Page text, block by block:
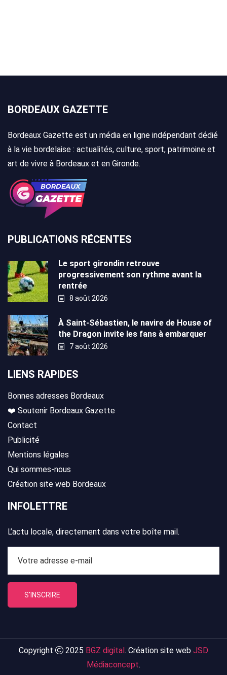
BORDEAUX GAZETTE
Bordeaux Gazette est un média en ligne indépendant dédié
à la vie bordelaise : actualités, culture, sport, patrimoine et
art de vivre à Bordeaux et en Gironde.
PUBLICATIONS RÉCENTES
Le sport girondin retrouve
progressivement son rythme avant la
rentrée
8 août 2026
À Saint-Sébastien, le navire de House of
the Dragon invite les fans à embarquer
7 août 2026
LIENS RAPIDES
Bonnes adresses Bordeaux
❤️ Soutenir Bordeaux Gazette
Contact
Publicité
Mentions légales
Qui sommes-nous
Création site web Bordeaux
INFOLETTRE
L’actu locale, directement dans votre boîte mail.
S'INSCRIRE
Copyright 2025 BGZ digital . Création site web JSD
Médiaconcept.